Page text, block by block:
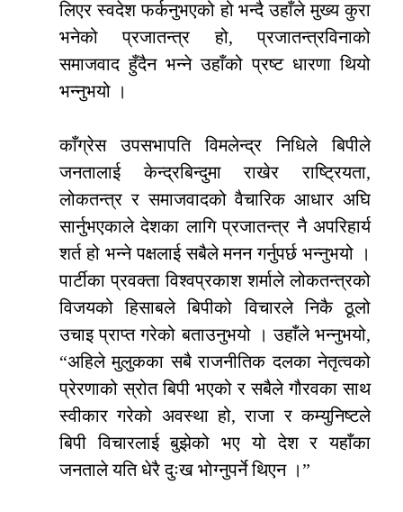
लिएर स्वदेश फर्कनुभएको हो भन्दै उहाँले मुख्य कुरा
भनेको प्रजातन्त्र हो, प्रजातन्त्रविनाको
समाजवाद हुँदैन भन्ने उहाँको प्रष्ट धारणा थियो
भन्नुभयो ।
काँग्रेस उपसभापति विमलेन्द्र निधिले बिपीले
जनतालाई केन्द्रबिन्दुमा राखेर राष्ट्रियता,
लोकतन्त्र र समाजवादको वैचारिक आधार अघि
सार्नुभएकाले देशका लागि प्रजातन्त्र नै अपरिहार्य
शर्त हो भन्ने पक्षलाई सबैले मनन गर्नुपर्छ भन्नुभयो ।
पार्टीका प्रवक्ता विश्वप्रकाश शर्माले लोकतन्त्रको
विजयको हिसाबले बिपीको विचारले निकै ठूलो
उचाइ प्राप्त गरेको बताउनुभयो । उहाँले भन्नुभयो,
“अहिले मुलुकका सबै राजनीतिक दलका नेतृत्वको
प्रेरणाको स्रोत बिपी भएको र सबैले गौरवका साथ
स्वीकार गरेको अवस्था हो, राजा र कम्युनिष्टले
बिपी विचारलाई बुझेको भए यो देश र यहाँका
जनताले यति धेरै दुःख भोग्नुपर्ने थिएन ।”